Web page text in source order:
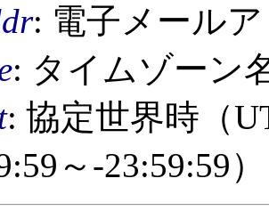
: 電子メール
: タイムゾーン
: 協定世界時（
～-23:59:59）